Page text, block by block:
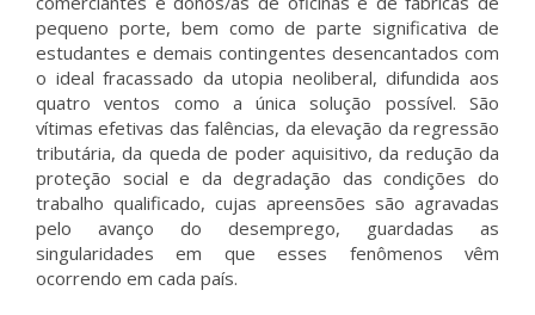
pequeno porte, bem como de parte significativa de
estudantes e demais contingentes desencantados com
o ideal fracassado da utopia neoliberal, difundida aos
quatro ventos como a única solução possível. São
vítimas efetivas das falências, da elevação da regressão
tributária, da queda de poder aquisitivo, da redução da
proteção social e da degradação das condições do
trabalho qualificado, cujas apreensões são agravadas
pelo avanço do desemprego, guardadas as
singularidades em que esses fenômenos vêm
ocorrendo em cada país.